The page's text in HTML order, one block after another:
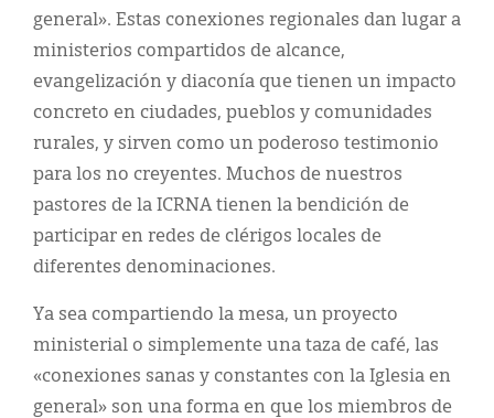
general». Estas conexiones regionales dan lugar a
ministerios compartidos de alcance,
evangelización y diaconía que tienen un impacto
concreto en ciudades, pueblos y comunidades
rurales, y sirven como un poderoso testimonio
para los no creyentes. Muchos de nuestros
pastores de la ICRNA tienen la bendición de
participar en redes de clérigos locales de
diferentes denominaciones.
Ya sea compartiendo la mesa, un proyecto
ministerial o simplemente una taza de café, las
«conexiones sanas y constantes con la Iglesia en
general» son una forma en que los miembros de